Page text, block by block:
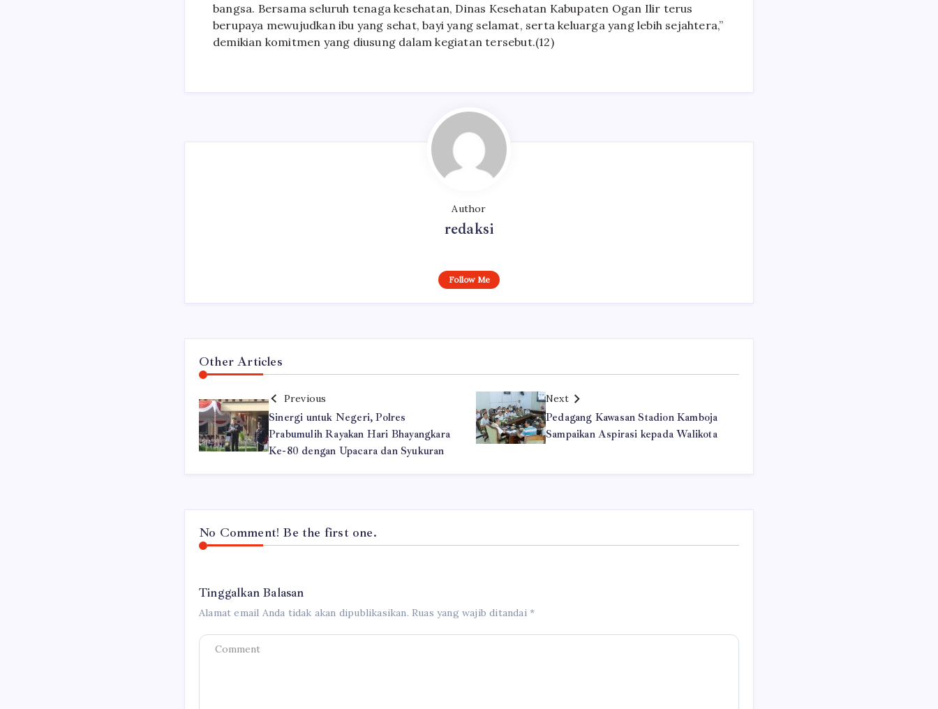
bangsa. Bersama seluruh tenaga kesehatan, Dinas Kesehatan Kabupaten Ogan Ilir terus
berupaya mewujudkan ibu yang sehat, bayi yang selamat, serta keluarga yang lebih sejahtera,”
demikian komitmen yang diusung dalam kegiatan tersebut.(12)
Author
redaksi
Follow Me
Other Articles
Previous
Sinergi untuk Negeri, Polres
Prabumulih Rayakan Hari Bhayangkara
Ke-80 dengan Upacara dan Syukuran
Next
Pedagang Kawasan Stadion Kamboja
Sampaikan Aspirasi kepada Walikota
No Comment! Be the first one.
Tinggalkan Balasan
Alamat email Anda tidak akan dipublikasikan. Ruas yang wajib ditandai*